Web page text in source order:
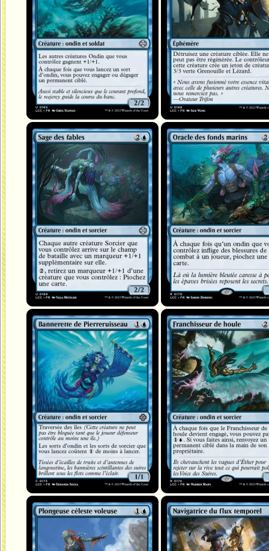
Sage des fables Oracle des fonds marins
Bannerette de Pierreruisseau Franchisseur de houle
Plongeuse céleste voleuse Navigatrice du flux temporel